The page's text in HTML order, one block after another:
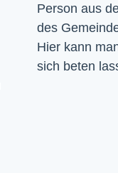
Person aus
des
Hier kann
sich beten